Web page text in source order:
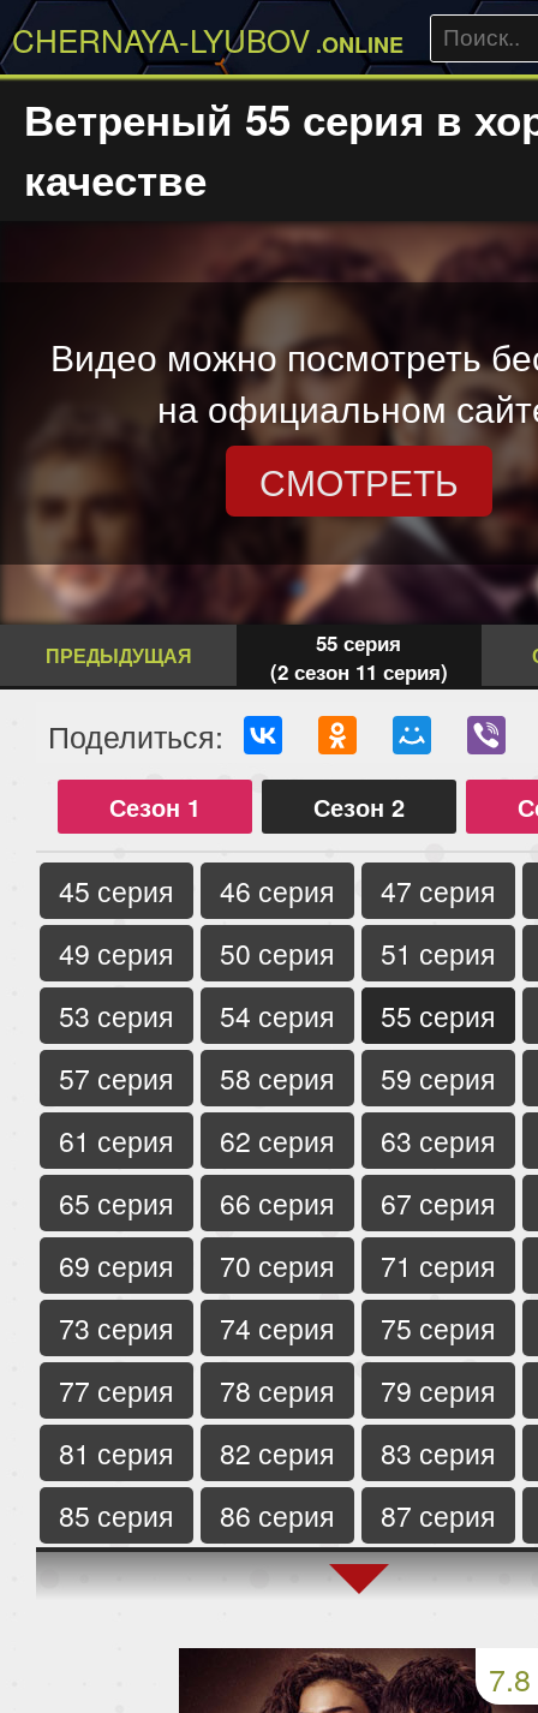
CHERNAYA-LYUBOV .ONLINE
Ветреный 55 серия в
качестве
Видео можно посмотреть
на официальном
СМОТРЕТЬ
ПРЕДЫДУЩАЯ
55 серия
(2 сезон 11 серия)
Поделиться:
Сезон 1 Сезон 2
45 серия 46 серия
47 серия
49 серия
50 серия
51 серия
53 серия
54 серия
55 серия
57 серия
58 серия
59 серия
61 серия
62 серия
63 серия
65 серия
66 серия
67 серия
69 серия
70 серия
71 серия
73 серия
74 серия
75 серия
77 серия
78 серия
79 серия
81 серия
82 серия
83 серия
85 серия
86 серия
87 серия
89 серия
90 серия
91 серия
94 серия
95 серия
98 серия 99 серия
7.8